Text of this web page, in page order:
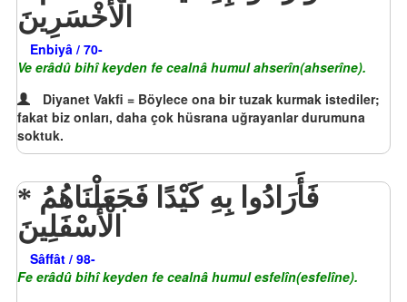
الْأَخْسَرِينَ
Enbiyâ / 70-
Ve erâdû bihî keyden fe cealnâ humul ahserîn(ahserîne).
Diyanet Vakfi = Böylece ona bir tuzak kurmak istediler;
fakat biz onları, daha çok hüsrana uğrayanlar durumuna
soktuk.
الْأَسْفَلِينَ
Sâffât / 98-
Fe erâdû bihî keyden fe cealnâ humul esfelîn(esfelîne).